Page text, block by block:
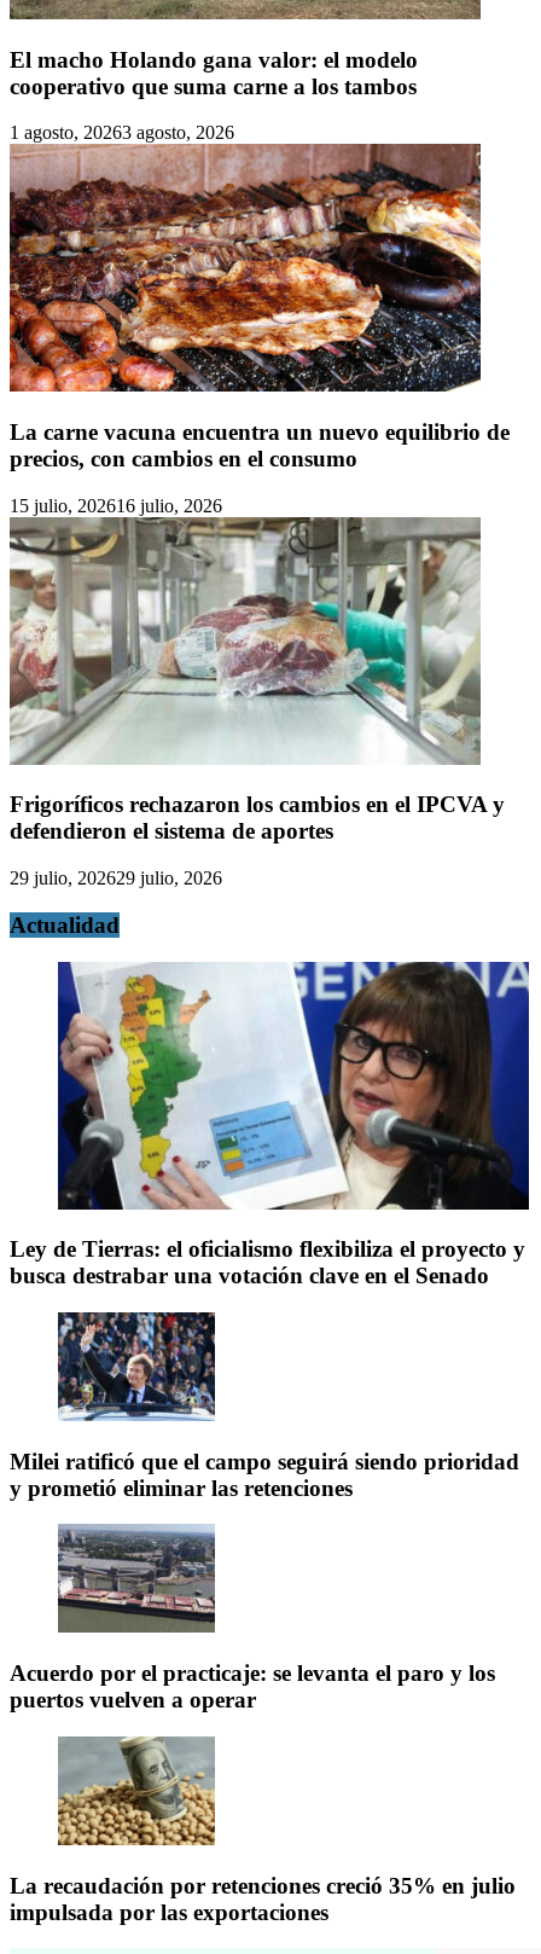
El macho Holando gana valor: el modelo
cooperativo que suma carne a los tambos
1 agosto, 20263 agosto, 2026
La carne vacuna encuentra un nuevo equilibrio de
precios, con cambios en el consumo
15 julio, 202616 julio, 2026
Frigoríficos rechazaron los cambios en el IPCVA y
defendieron el sistema de aportes
29 julio, 202629 julio, 2026
Actualidad
Ley de Tierras: el oficialismo flexibiliza el proyecto y
busca destrabar una votación clave en el Senado
Milei ratificó que el campo seguirá siendo prioridad
y prometió eliminar las retenciones
Acuerdo por el practicaje: se levanta el paro y los
puertos vuelven a operar
La recaudación por retenciones creció 35% en julio
impulsada por las exportaciones